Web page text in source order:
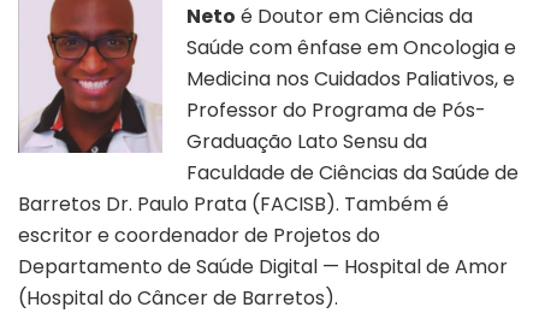
Neto é Doutor em Ciências da
Saúde com ênfase em Oncologia e
Medicina nos Cuidados Paliativos, e
Professor do Programa de Pós-
Graduação Lato Sensu da
Faculdade de Ciências da Saúde de
Barretos Dr. Paulo Prata (FACISB). Também é
escritor e coordenador de Projetos do
Departamento de Saúde Digital — Hospital de Amor
(Hospital do Câncer de Barretos).